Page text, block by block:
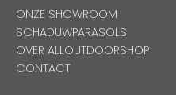
ONZE SHOWROOM
SCHADUWPARASOLS
OVER ALLOUTDOORSHOP
CONTACT